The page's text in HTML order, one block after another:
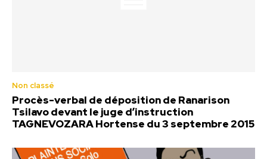
Non classé
Procès-verbal de déposition de Ranarison
Tsilavo devant le juge d’instruction
TAGNEVOZARA Hortense du 3 septembre 2015